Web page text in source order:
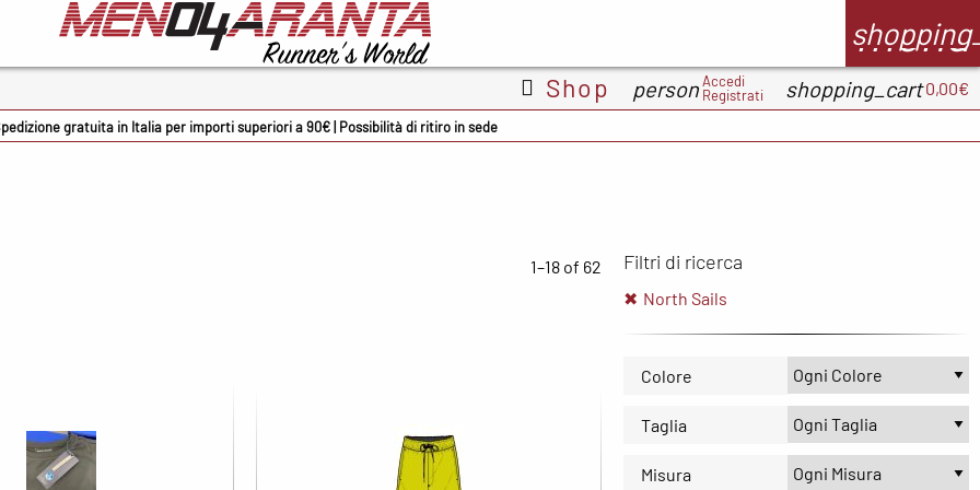
menu
Shop
solette
Marche
226ERS
personAccedi
Registrati
shopping_cart 0,00€
gratuita in Italia per importi superiori a 90€ | Possibilità di ritiro in sede
1–18 of 62 Filtri di ricerca
North Sails
Colore
Taglia
Misura